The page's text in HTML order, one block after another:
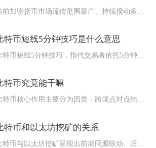
特币短线5分钟技巧是什么意思
特币究竟能干嘛
比特币核心作用主要分为四类：跨境点对点结算、稀缺资产储值、去...
特币和以太坊挖矿的关系
比特币与以太坊挖矿呈现出前期同源联动、后期分道发展的核心关系...